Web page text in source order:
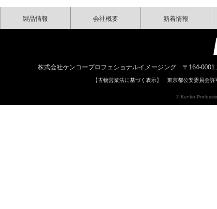
製品情報 会社概要 新着情報
株式会社ケンコープロフェショナルイメージング 〒164-
【古物営業法に基づく表示】 東京都公安委員会
© Kenko